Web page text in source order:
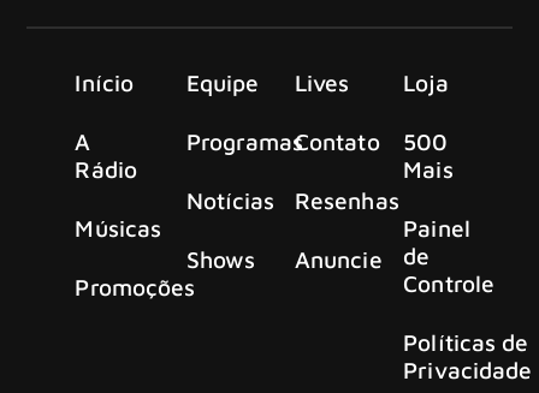
Início
A
Rádio
Músicas
Promoções
Equipe
Programas
Notícias
Shows
Lives
Contato
Resenhas
Anuncie
Loja
500
Mais
Painel
de
Controle
Políticas de
Privacidade